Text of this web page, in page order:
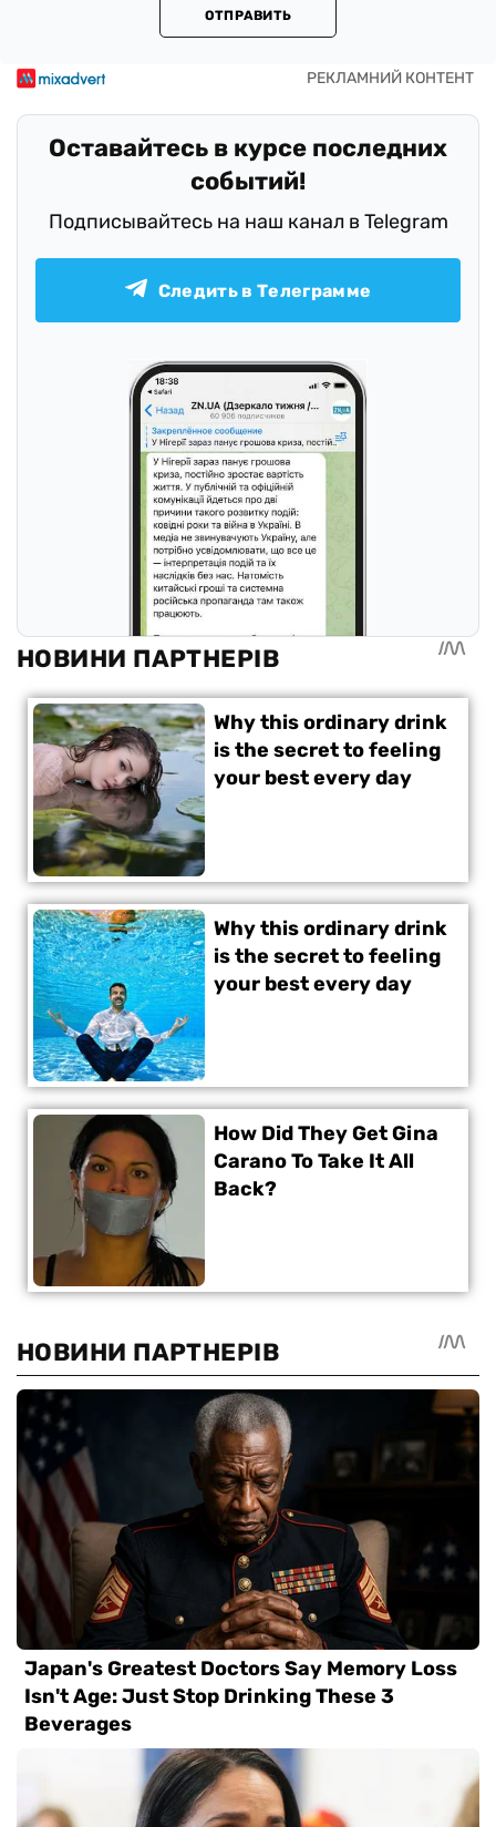
ОТПРАВИТЬ
Оставайтесь в курсе последних
событий!
Подписывайтесь на наш канал в Telegram
Следить в Телеграмме